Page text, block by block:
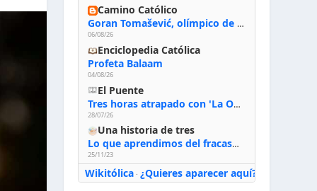
Camino Católico
Goran Tomašević, olímpico de waterpolo: «Al terminar el Camino de Santiago entregué mi vida a Cristo; hablé con Dios y le dije: ‘Estoy listo; estoy a tu servicio. Puedo llevar lo que sea necesario para ti’»
06/08/26
Enciclopedia Católica
Profeta Balaam
04/08/26
El Puente
Tres horas atrapado con 'La Odisea' de Nolan
28/07/26
Una historia de tres
Lo que aprendimos del fracaso al emprender
25/11/23
Wikitólica· ¿Quieres aparecer aquí?